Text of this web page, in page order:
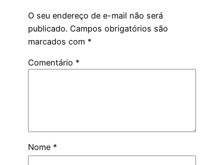
O seu endereço de e-mail não será
publicado. Campos obrigatórios são
marcados com *
Comentário *
Nome *